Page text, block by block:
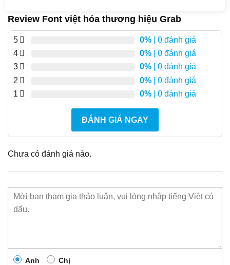
Review Font việt hóa thương hiệu Grab
5 0% | 0 đánh giá
4
0% | 0 đánh giá
3
0% | 0 đánh giá
2
0% | 0 đánh giá
1
0% | 0 đánh giá
ĐÁNH GIÁ NGAY
Chưa có đánh giá nào.
Anh Chị